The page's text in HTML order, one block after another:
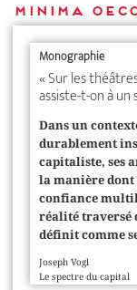
minima
Monographie
« Sur les
assiste-t-on à
Dans un
durablement
capitaliste, ses
la manière dont
confiance
réalité traversé
définit comme
Joseph Vogl
Le spectre du capital